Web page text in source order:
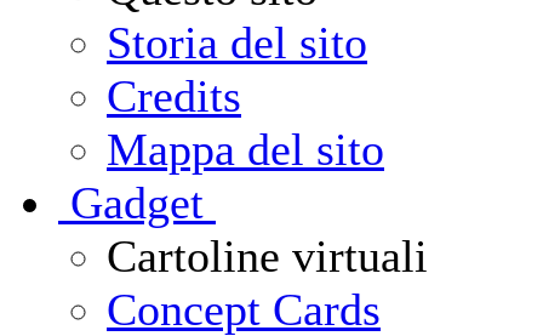
Storia del sito
Credits
Mappa del sito
Gadget
Cartoline virtuali
Concept Cards